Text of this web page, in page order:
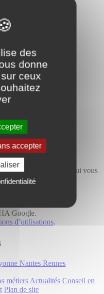
des
donne
ceux
accepter
trouvez le bien qui vous
conseil spécialisé en
Google.
d’utilisations.
Nantes Rennes
métiers Actualités Conseil en
Plan de site